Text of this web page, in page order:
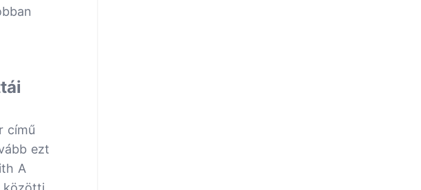
című
ezt
A